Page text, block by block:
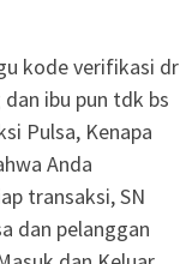
kode verifikasi dr
ibu pun tdk bs
Pulsa, Kenapa
Anda
transaksi, SN
dan pelanggan